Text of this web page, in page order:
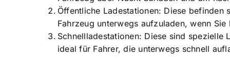
Öffentliche Ladestationen: Diese
Fahrzeug unterwegs aufzuladen, wenn
Schnellladestationen: Diese sind
ideal für Fahrer, die unterwegs schnell